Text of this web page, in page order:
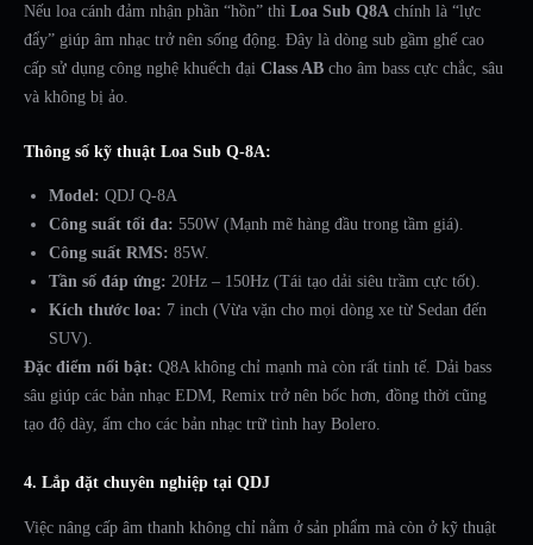
Nếu loa cánh đảm nhận phần “hồn” thì Loa Sub Q8A chính là “lực
đẩy” giúp âm nhạc trở nên sống động. Đây là dòng sub gầm ghế cao
cấp sử dụng công nghệ khuếch đại Class AB cho âm bass cực chắc, sâu
và không bị ảo.
Thông số kỹ thuật Loa Sub Q-8A:
Model: QDJ Q-8A
Công suất tối đa: 550W (Mạnh mẽ hàng đầu trong tầm giá).
Công suất RMS: 85W.
Tần số đáp ứng: 20Hz – 150Hz (Tái tạo dải siêu trầm cực tốt).
Kích thước loa: 7 inch (Vừa vặn cho mọi dòng xe từ Sedan đến
SUV).
Đặc điểm nổi bật: Q8A không chỉ mạnh mà còn rất tinh tế. Dải bass
sâu giúp các bản nhạc EDM, Remix trở nên bốc hơn, đồng thời cũng
tạo độ dày, ấm cho các bản nhạc trữ tình hay Bolero.
4. Lắp đặt chuyên nghiệp tại QDJ
Việc nâng cấp âm thanh không chỉ nằm ở sản phẩm mà còn ở kỹ thuật